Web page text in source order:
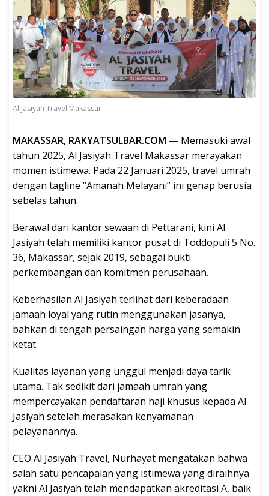
Al Jasiyah Travel Makassar
MAKASSAR, RAKYATSULBAR.COM — Memasuki awal
tahun 2025, Al Jasiyah Travel Makassar merayakan
momen istimewa. Pada 22 Januari 2025, travel umrah
dengan tagline “Amanah Melayani” ini genap berusia
sebelas tahun.
Berawal dari kantor sewaan di Pettarani, kini Al
Jasiyah telah memiliki kantor pusat di Toddopuli 5 No.
36, Makassar, sejak 2019, sebagai bukti
perkembangan dan komitmen perusahaan.
Keberhasilan Al Jasiyah terlihat dari keberadaan
jamaah loyal yang rutin menggunakan jasanya,
bahkan di tengah persaingan harga yang semakin
ketat.
Kualitas layanan yang unggul menjadi daya tarik
utama. Tak sedikit dari jamaah umrah yang
mempercayakan pendaftaran haji khusus kepada Al
Jasiyah setelah merasakan kenyamanan
pelayanannya.
CEO Al Jasiyah Travel, Nurhayat mengatakan bahwa
salah satu pencapaian yang istimewa yang diraihnya
yakni Al Jasiyah telah mendapatkan akreditasi A, baik